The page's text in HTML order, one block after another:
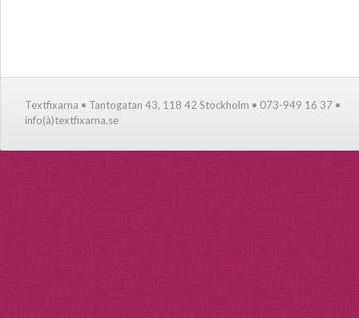
Textfixarna • Tantogatan 43, 118 42 Stockholm • 073-949 16 37 •
info(à)textfixarna.se